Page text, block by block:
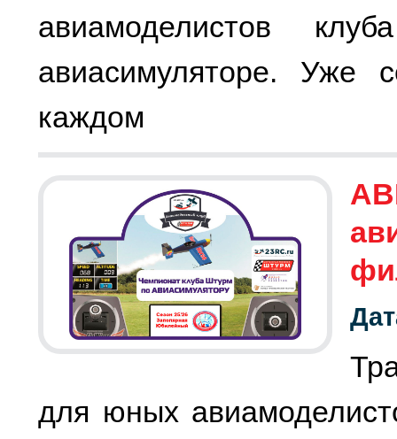
авиамоделистов
авиасимуляторе. Уже
каждом
для юных